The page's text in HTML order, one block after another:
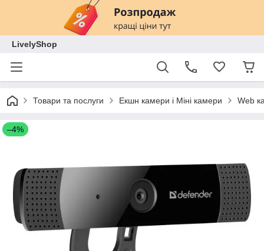
LivelyShop
Товари та послуги Екшн камери і Міні камери Web
–4%